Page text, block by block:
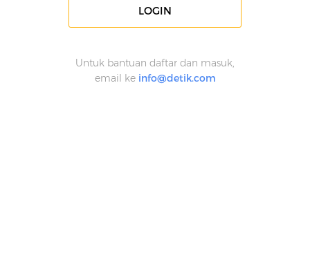
LOGIN
Untuk bantuan daftar dan masuk,
email ke info@detik.com